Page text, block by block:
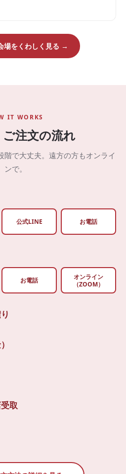
場をくわしく見る →
IT WORKS
注文の流れ
階で大丈夫。遠方の方もオンライ
ンで。
公式LINE お電話
お電話
オンライン
（ZOOM）
取